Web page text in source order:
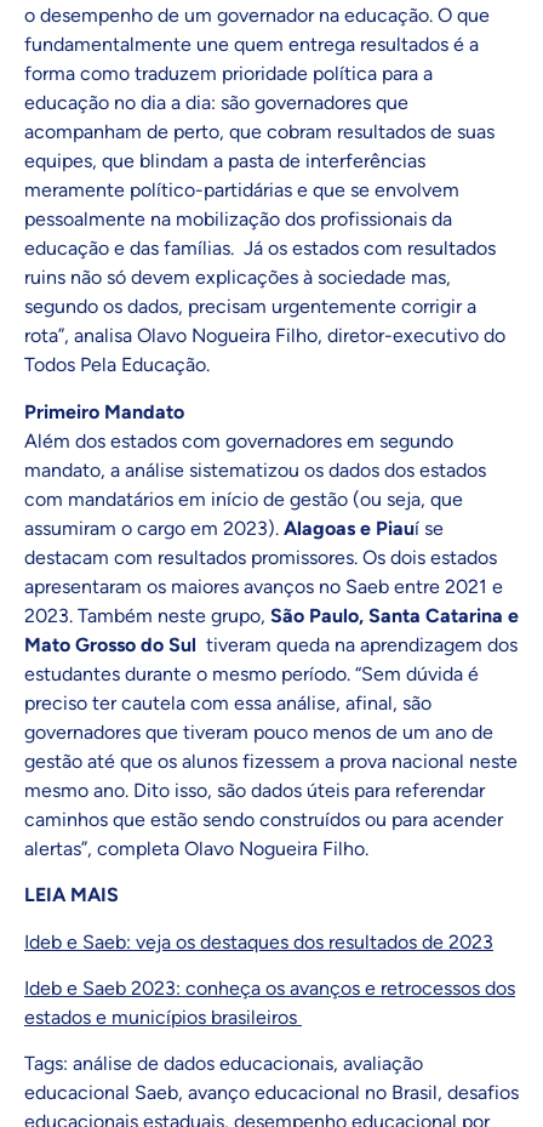
o desempenho de um governador na educação. O que
fundamentalmente une quem entrega resultados é a
forma como traduzem prioridade política para a
educação no dia a dia: são governadores que
acompanham de perto, que cobram resultados de suas
equipes, que blindam a pasta de interferências
meramente político-partidárias e que se envolvem
pessoalmente na mobilização dos profissionais da
educação e das famílias. Já os estados com resultados
ruins não só devem explicações à sociedade mas,
segundo os dados, precisam urgentemente corrigir a
rota”, analisa Olavo Nogueira Filho, diretor-executivo do
Todos Pela Educação.
Primeiro Mandato
Além dos estados com governadores em segundo
mandato, a análise sistematizou os dados dos estados
com mandatários em início de gestão (ou seja, que
assumiram o cargo em 2023). Alagoas e Piauí se
destacam com resultados promissores. Os dois estados
apresentaram os maiores avanços no Saeb entre 2021 e
2023. Também neste grupo, São Paulo, Santa Catarina e
Mato Grosso do Sul tiveram queda na aprendizagem dos
estudantes durante o mesmo período. “Sem dúvida é
preciso ter cautela com essa análise, afinal, são
governadores que tiveram pouco menos de um ano de
gestão até que os alunos fizessem a prova nacional neste
mesmo ano. Dito isso, são dados úteis para referendar
caminhos que estão sendo construídos ou para acender
alertas”, completa Olavo Nogueira Filho.
LEIA MAIS
Ideb e Saeb: veja os destaques dos resultados de 2023
Ideb e Saeb 2023: conheça os avanços e retrocessos dos
estados e municípios brasileiros
Tags: análise de dados educacionais, avaliação
educacional Saeb, avanço educacional no Brasil, desafios
educacionais estaduais, desempenho educacional por